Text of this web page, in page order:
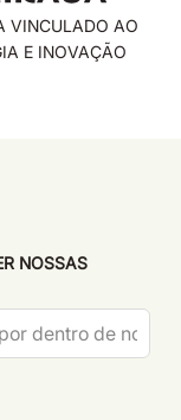
VINCULADO AO
E INOVAÇÃO
NOSSAS